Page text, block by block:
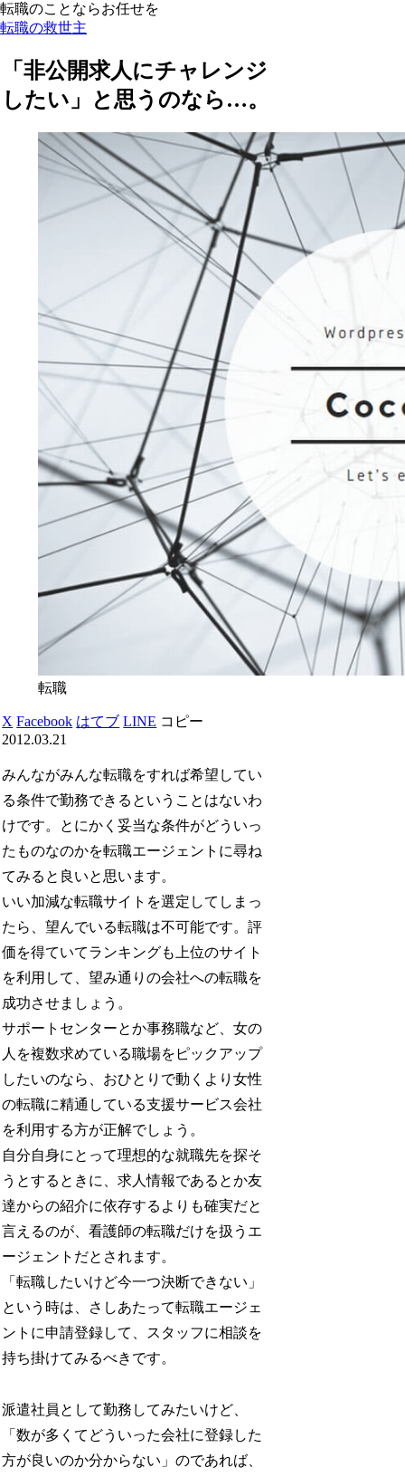
転職のことならお任せを
転職の救世主
「非公開求人にチャレンジ
したい」と思うのなら…。
転職
X Facebook はてブ LINE コピー
2012.03.21
みんながみんな転職をすれば希望してい
る条件で勤務できるということはないわ
けです。とにかく妥当な条件がどういっ
たものなのかを転職エージェントに尋ね
てみると良いと思います。
いい加減な転職サイトを選定してしまっ
たら、望んでいる転職は不可能です。評
価を得ていてランキングも上位のサイト
を利用して、望み通りの会社への転職を
成功させましょう。
サポートセンターとか事務職など、女の
人を複数求めている職場をピックアップ
したいのなら、おひとりで動くより女性
の転職に精通している支援サービス会社
を利用する方が正解でしょう。
自分自身にとって理想的な就職先を探そ
うとするときに、求人情報であるとか友
達からの紹介に依存するよりも確実だと
言えるのが、看護師の転職だけを扱うエ
ージェントだとされます。
「転職したいけど今一つ決断できない」
という時は、さしあたって転職エージェ
ントに申請登録して、スタッフに相談を
持ち掛けてみるべきです。
派遣社員として勤務してみたいけど、
「数が多くてどういった会社に登録した
方が良いのか分からない」のであれば、